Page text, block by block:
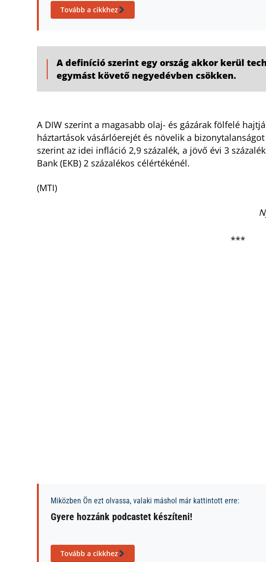
Tovább a cikkhez
A definíció szerint egy ország akkor kerül
egymást követő negyedévben csökken.
A DIW szerint a magasabb olaj- és gázárak fölfelé
háztartások vásárlóerejét és növelik a
szerint az idei infláció 2,9 százalék, a jövő évi 3
Bank (EKB) 2 százalékos célértékénél.
(MTI)
***
Miközben Ön ezt olvassa, valaki máshol már kattintott erre:
Gyere hozzánk podcastet készíteni!
Tovább a cikkhez